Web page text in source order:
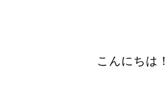
こんにちは！